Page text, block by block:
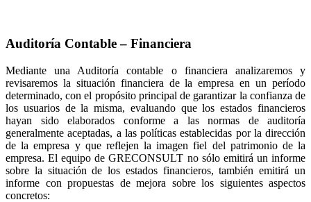
Auditoría Contable – Financiera
Mediante una Auditoría contable o financiera analizaremos y
revisaremos la situación financiera de la empresa en un período
determinado, con el propósito principal de garantizar la confianza de
los usuarios de la misma, evaluando que los estados financieros
hayan sido elaborados conforme a las normas de auditoría
generalmente aceptadas, a las políticas establecidas por la dirección
de la empresa y que reflejen la imagen fiel del patrimonio de la
empresa. El equipo de GRECONSULT no sólo emitirá un informe
sobre la situación de los estados financieros, también emitirá un
informe con propuestas de mejora sobre los siguientes aspectos
concretos: